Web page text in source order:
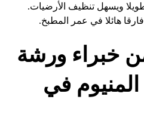
ويسهل تنظيف الأرضيات.
هائلا في عمر المطبخ.
خبراء ورشة
في